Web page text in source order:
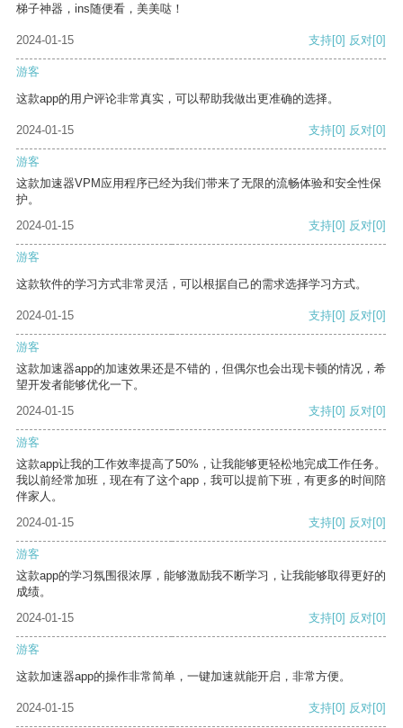
梯子神器，ins随便看，美美哒！
2024-01-15 支持[0] 反对[0]
游客
这款app的用户评论非常真实，可以帮助我做出更准确的选择。
2024-01-15 支持[0] 反对[0]
游客
这款加速器VPM应用程序已经为我们带来了无限的流畅体验和安全性保
护。
2024-01-15
支持[0] 反对[0]
游客
这款软件的学习方式非常灵活，可以根据自己的需求选择学习方式。
2024-01-15 支持[0] 反对[0]
游客
这款加速器app的加速效果还是不错的，但偶尔也会出现卡顿的情况，希
望开发者能够优化一下。
2024-01-15
支持[0] 反对[0]
游客
这款app让我的工作效率提高了50%，让我能够更轻松地完成工作任务。
我以前经常加班，现在有了这个app，我可以提前下班，有更多的时间陪
伴家人。
2024-01-15
支持[0] 反对[0]
游客
这款app的学习氛围很浓厚，能够激励我不断学习，让我能够取得更好的
成绩。
2024-01-15
支持[0] 反对[0]
游客
这款加速器app的操作非常简单，一键加速就能开启，非常方便。
2024-01-15 支持[0] 反对[0]